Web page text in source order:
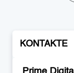
KONTAKTE